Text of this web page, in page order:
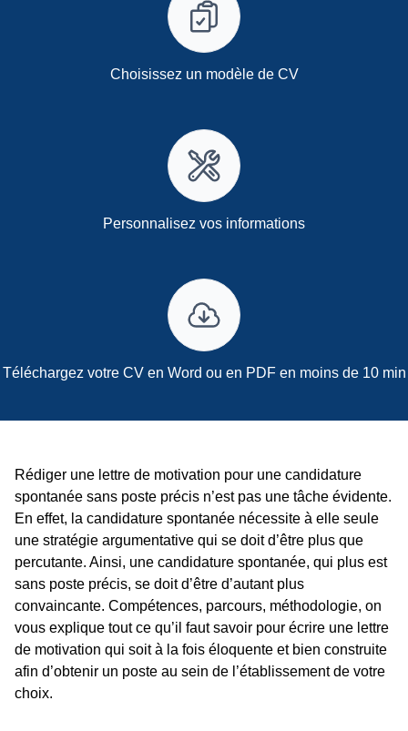
Choisissez un modèle de CV
Personnalisez vos informations
Téléchargez votre CV en Word ou en PDF en moins de 10 min
Rédiger une lettre de motivation pour une candidature
spontanée sans poste précis n’est pas une tâche évidente.
En effet, la candidature spontanée nécessite à elle seule
une stratégie argumentative qui se doit d’être plus que
percutante. Ainsi, une candidature spontanée, qui plus est
sans poste précis, se doit d’être d’autant plus
convaincante. Compétences, parcours, méthodologie, on
vous explique tout ce qu’il faut savoir pour écrire une lettre
de motivation qui soit à la fois éloquente et bien construite
afin d’obtenir un poste au sein de l’établissement de votre
choix.